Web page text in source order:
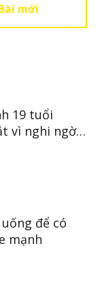
mới
19 tuổi
vì nghi ngờ
để có
mạnh